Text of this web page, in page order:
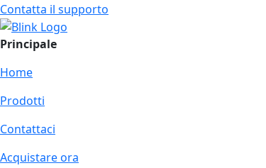
Contatta il supporto
Principale
Home
Prodotti
Contattaci
Acquistare ora